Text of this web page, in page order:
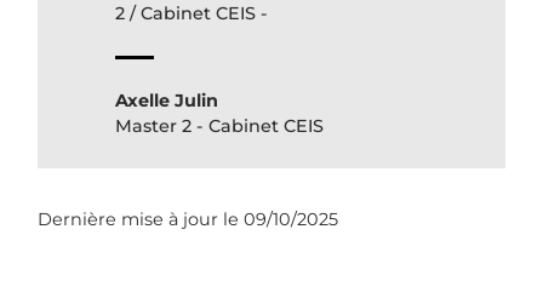
2 / Cabinet CEIS -
Axelle Julin
Master 2 - Cabinet CEIS
Dernière mise à jour le 09/10/2025